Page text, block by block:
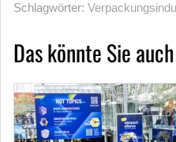
Schlagwörter:
Das könnte Sie